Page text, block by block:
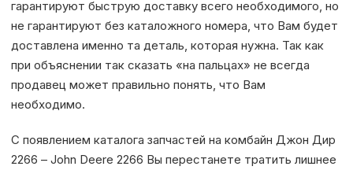
гарантируют быструю доставку всего необходимого, но
не гарантируют без каталожного номера, что Вам будет
доставлена именно та деталь, которая нужна. Так как
при объяснении так сказать «на пальцах» не всегда
продавец может правильно понять, что Вам
необходимо.
С появлением каталога запчастей на комбайн Джон Дир
2266 – John Deere 2266 Вы перестанете тратить лишнее